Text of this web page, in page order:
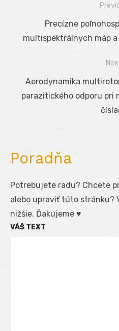
Navigácia
Previous
post:
Precízne
multispektrálnych máp
Next
post:
Aerodynamika
parazitického odporu pri
Poradňa
Potrebujete radu? Chcete
alebo upraviť túto stránku?
nižšie. Ďakujeme ♥
VÁŠ TEXT